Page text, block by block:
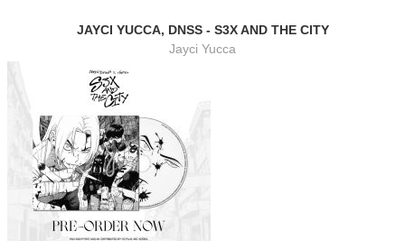
JAYCI YUCCA, DNSS - S3X AND THE CITY
Jayci Yucca